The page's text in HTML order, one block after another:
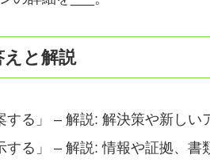
と解説
する」 – 解説: 解決策や新しい
する」 – 解説: 情報や証拠、書